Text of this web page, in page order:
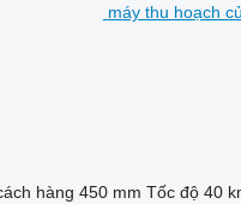
máy thu hoạch
hàng 450 mm Tốc độ 40